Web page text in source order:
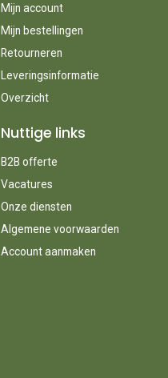
Mijn account
Mijn bestellingen
Retourneren
Leveringsinformatie
Overzicht
Nuttige links
B2B offerte
Vacatures
Onze diensten
Algemene voorwaarden
Account aanmaken